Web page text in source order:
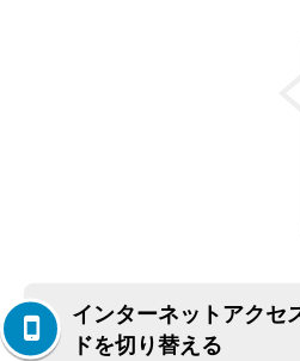
インターネットアクセ
ドを切り替える